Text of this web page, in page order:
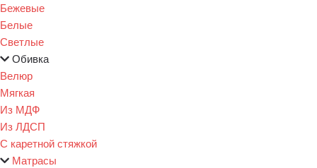
Бежевые
Белые
Светлые
Обивка
Велюр
Мягкая
Из МДФ
Из ЛДСП
С каретной стяжкой
Матрасы